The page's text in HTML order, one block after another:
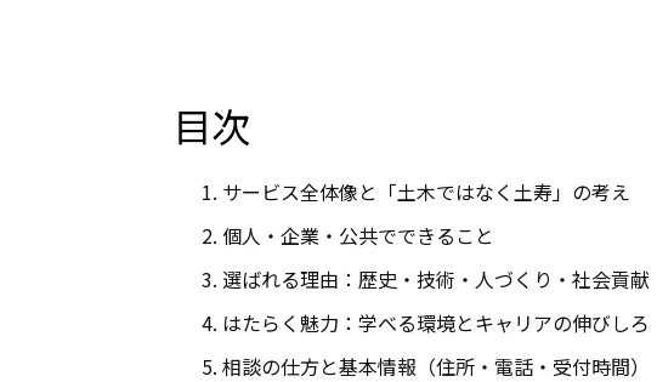
目次
サービス全体像と「土木ではなく土寿」の考え
個人・企業・公共でできること
選ばれる理由：歴史・技術・人づくり・社会貢献
はたらく魅力：学べる環境とキャリアの伸びしろ
相談の仕方と基本情報（住所・電話・受付時間）